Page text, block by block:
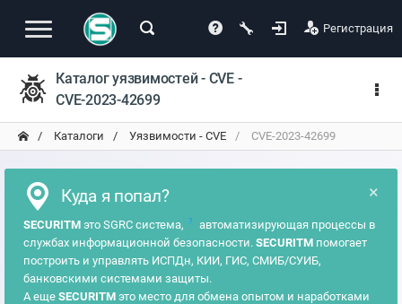
Регистрация
Каталог уязвимостей - CVE -
CVE-2023-42699
Каталоги Уязвимости - CVE CVE-2023-42699
×
Куда я попал?
SECURITM это SGRC система, ?
автоматизирующая процессы в
службах информационной безопасности. SECURITM помогает
построить и управлять ИСПДн, КИИ, ГИС, СМИБ/СУИБ,
банковскими системами защиты.
А еще SECURITM это место для обмена опытом и наработками